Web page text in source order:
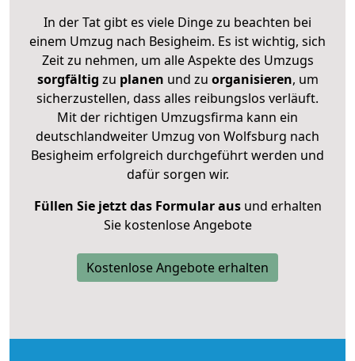
In der Tat gibt es viele Dinge zu beachten bei
einem Umzug nach Besigheim. Es ist wichtig, sich
Zeit zu nehmen, um alle Aspekte des Umzugs
sorgfältig zu planen und zu organisieren, um
sicherzustellen, dass alles reibungslos verläuft.
Mit der richtigen Umzugsfirma kann ein
deutschlandweiter Umzug von Wolfsburg nach
Besigheim erfolgreich durchgeführt werden und
dafür sorgen wir.
Füllen Sie jetzt das Formular ausund erhalten
Sie kostenlose Angebote
Kostenlose Angebote erhalten